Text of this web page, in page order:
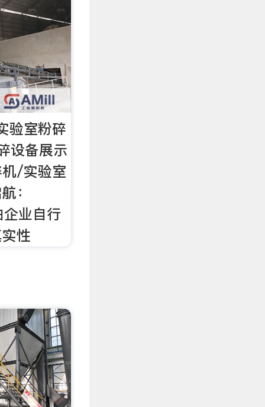
验室粉碎
设备展示
/实验室
：
业自行
性